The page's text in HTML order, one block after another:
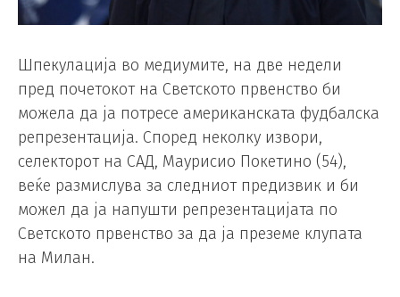
Шпекулација во медиумите, на две недели
пред почетокот на Светското првенство би
можела да ја потресе американската фудбалска
репрезентација. Според неколку извори,
селекторот на САД, Маурисио Покетино (54),
веќе размислува за следниот предизвик и би
можел да ја напушти репрезентацијата по
Светското првенство за да ја преземе клупата
на Милан.